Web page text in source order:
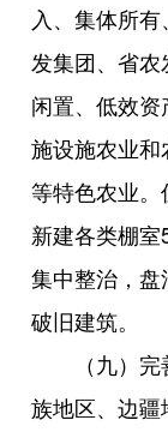
入、集体所
发集团、省
闲置、低效
施设施农业
等特色农业
新建各类棚
集中整治，
破旧建筑。
（九）
族地区、边